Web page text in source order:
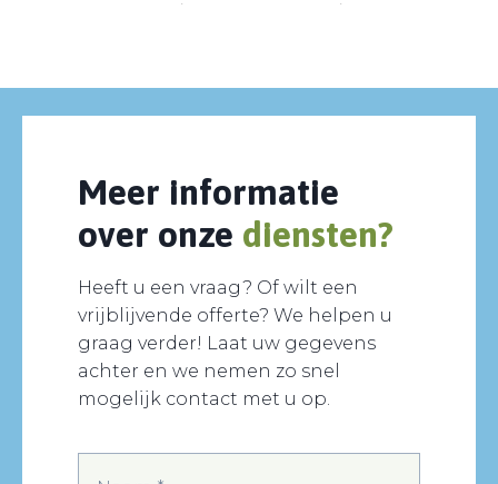
Meer informatie
over onze diensten?
Heeft u een vraag? Of wilt een
vrijblijvende offerte? We helpen u
graag verder! Laat uw gegevens
achter en we nemen zo snel
mogelijk contact met u op.